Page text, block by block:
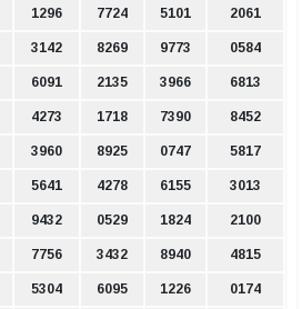
1296 7724 5101 2061
3142 8269 9773 0584
6091 2135 3966 6813
4273 1718 7390 8452
3960 8925 0747 5817
5641 4278 6155 3013
9432 0529 1824 2100
7756 3432 8940 4815
5304 6095 1226 0174